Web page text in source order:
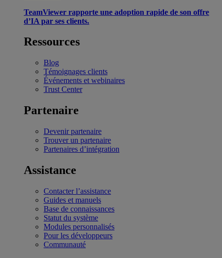
TeamViewer rapporte une adoption rapide de son offre
d’IA par ses clients.
Ressources
Blog
Témoignages clients
Événements et webinaires
Trust Center
Partenaire
Devenir partenaire
Trouver un partenaire
Partenaires d’intégration
Assistance
Contacter l’assistance
Guides et manuels
Base de connaissances
Statut du système
Modules personnalisés
Pour les développeurs
Communauté